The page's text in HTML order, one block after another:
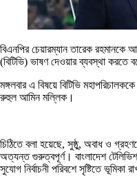
বিএনপির চেয়ারম্যান তারেক রহমানকে
(বিটিভি) ভাষণ দেওয়ার ব্যবস্থা করতে
মঙ্গলবার এ বিষয়ে বিটিভি
রুহুল আমিন মল্লিক।
চিঠিতে বলা হয়েছে, সুষ্ঠু, অবাধ ও
অত্যন্ত গুরুত্বপূর্ণ। বাংলাদেশ
সুযোগ নির্বাচনী পরিবশে সৃষ্টিতে ভূমিকা